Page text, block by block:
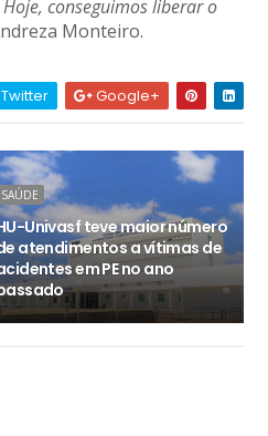
conseguimos liberar o
Monteiro.
Twitter Google+
SAÚDE
Univasf teve maior número
atendimentos a vítimas de
em PE no ano